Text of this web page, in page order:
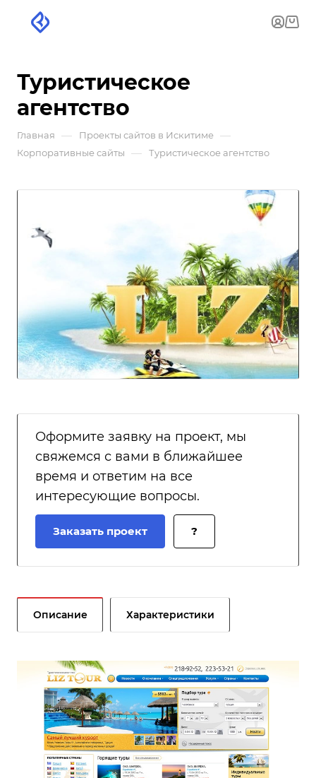
Туристическое
агентство
Главная — Проекты сайтов в Искитиме —
Корпоративные сайты — Туристическое агентство
Оформите заявку на проект, мы
свяжемся с вами в ближайшее
время и ответим на все
интересующие вопросы.
Заказать проект ?
Описание Характеристики